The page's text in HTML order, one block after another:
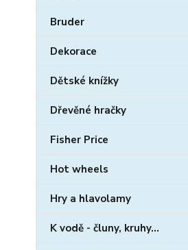
Bruder
Dekorace
Dětské knížky
Dřevěné hračky
Fisher Price
Hot wheels
Hry a hlavolamy
K vodě - čluny, kruhy...